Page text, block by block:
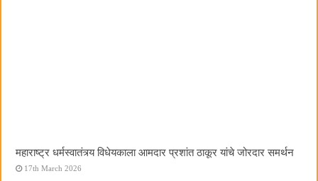
महाराष्ट्र धर्मस्वातंत्र्य विधेयकाला आमदार प्रशांत ठाकूर यांचे जोरदार समर्थन
17th March 2026